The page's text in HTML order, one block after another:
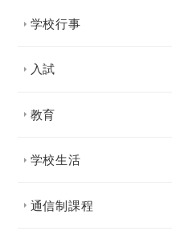
学校行事
入試
教育
学校生活
通信制課程